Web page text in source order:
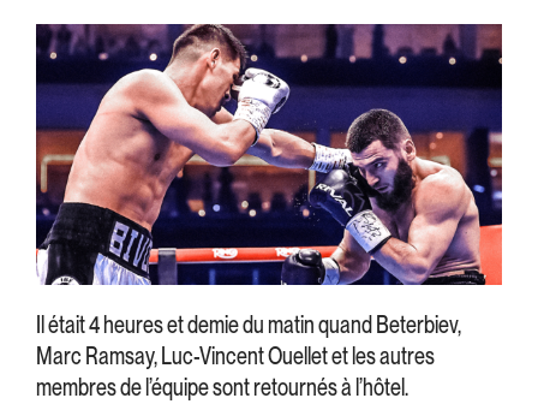
Il était 4 heures et demie du matin quand Beterbiev,
Marc Ramsay, Luc-Vincent Ouellet et les autres
membres de l’équipe sont retournés à l’hôtel.